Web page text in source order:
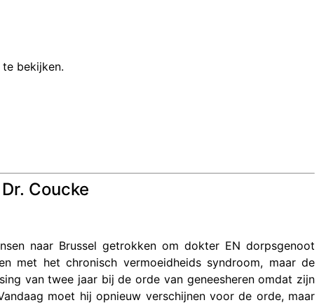
bekijken.
Coucke
naar Brussel getrokken om dokter EN dorpsgenoot
met het chronisch vermoeidheids syndroom, maar de
van twee jaar bij de orde van geneesheren omdat zijn
moet hij opnieuw verschijnen voor de orde, maar